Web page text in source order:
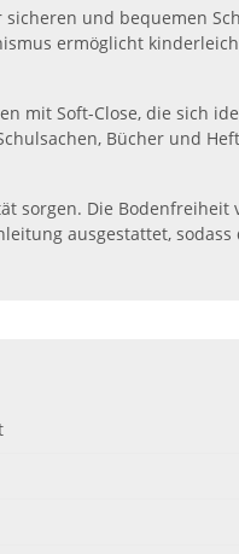
und bequemen
ermöglicht
mit Soft-Close, die sich
Bücher und
Die Bodenfreiheit
ausgestattet,